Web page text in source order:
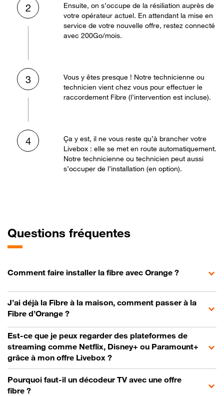
2
Ensuite, on s’occupe de la résiliation auprès de
votre opérateur actuel. En attendant la mise en
service de votre nouvelle offre, restez connecté
avec 200Go/mois.
3
Vous y êtes presque ! Notre technicienne ou
technicien vient chez vous pour effectuer le
raccordement Fibre (l’intervention est incluse).
4
Ça y est, il ne vous reste qu’à brancher votre
Livebox : elle se met en route automatiquement.
Notre technicienne ou technicien peut aussi
s’occuper de l’installation (en option).
Questions fréquentes
Comment faire installer la fibre avec Orange ?
J’ai déjà la Fibre à la maison, comment passer à la
Fibre d’Orange ?
Est-ce que je peux regarder des plateformes de
streaming comme Netflix, Disney+ ou Paramount+
grâce à mon offre Livebox ?
Pourquoi faut-il un décodeur TV avec une offre
fibre ?